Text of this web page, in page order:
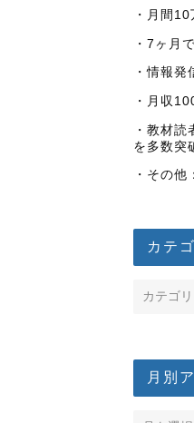
・月間
・7ヶ月
・情報
・月収
・教材
を多数突
・その
カテ
月別